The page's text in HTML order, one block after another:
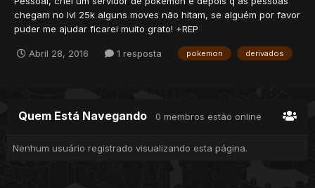
chegam no lvl 25k alguns moves não hitam, se alguém por favor
puder me ajudar ficarei muito grato! +REP
Abril 28, 2016 1 resposta pokemon derivados
Quem Está Navegando 0 membros estão online
Nenhum usuário registrado visualizando esta página.